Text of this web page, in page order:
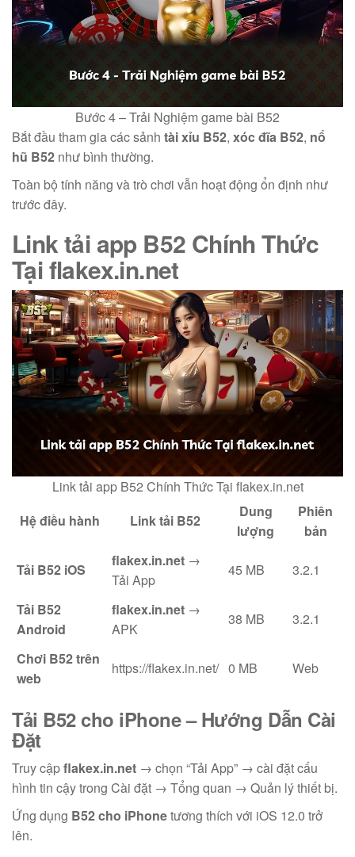
Bước 4 – Trải Nghiệm game bài B52
Bắt đầu tham gia các sảnh tài xỉu B52, xóc đĩa B52, nổ
hũ B52 như bình thường.
Toàn bộ tính năng và trò chơi vẫn hoạt động ổn định như
trước đây.
Link tải app B52 Chính Thức
Tạiflakex.in.net
Link tải app B52 Chính Thức Tại flakex.in.net
Hệ điều hành
Link tải B52
Dung
lượng
Phiên
bản
Tải B52 iOS
flakex.in.net →
Tải App
45 MB 3.2.1
Tải B52
Android
flakex.in.net →
APK
38 MB 3.2.1
Chơi B52 trên
web
https://flakex.in.net/ 0 MB Web
Tải B52 cho iPhone– Hướng Dẫn Cài
Đặt
Truy cậpflakex.in.net → chọn “Tải App” → cài đặt cấu
hình tin cậy trong Cài đặt → Tổng quan → Quản lý thiết bị.
Ứng dụng B52 cho iPhonetương thích với iOS 12.0 trở
lên.